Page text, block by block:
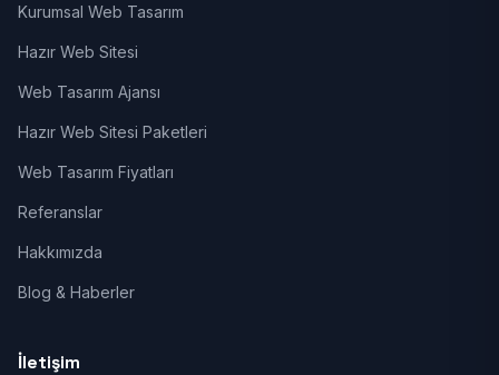
Kurumsal Web Tasarım
Hazır Web Sitesi
Web Tasarım Ajansı
Hazır Web Sitesi Paketleri
Web Tasarım Fiyatları
Referanslar
Hakkımızda
Blog & Haberler
İletişim